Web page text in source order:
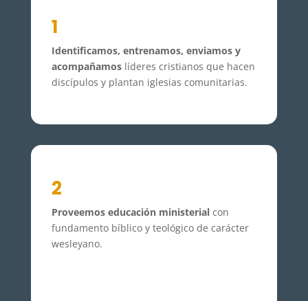
1
Identificamos, entrenamos, enviamos y
acompañamoslíderes cristianos que hacen
discípulos y plantan iglesias comunitarias.
2
Proveemos educación ministerialcon
fundamento bíblico y teológico de carácter
wesleyano.